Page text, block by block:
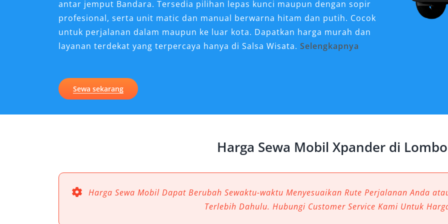
antar jemput Bandara. Tersedia pilihan lepas kunci maupun dengan sopir
profesional, serta unit matic dan manual berwarna hitam dan putih. Cocok
untuk perjalanan dalam maupun ke luar kota. Dapatkan harga murah dan
layanan terdekat yang terpercaya hanya di Salsa Wisata.Selengkapnya
Untuk Perjalanan di Lombok?
Xpander Lombok menjadi solusi yang paling tepat. Salah satu alasan utama
ini dalam menyesuaikan diri dengan berbagai kondisi jalan, baik di area
wisata populer maupun rute pedesaan yang menantang. Mitsubishi
Xpander hadir dengan desain elegan, kabin luas, dan performa mesin yang
responsif, menjadikannya ideal untuk perjalanan wisata, bisnis, maupun
Sewa sekarang
Harga Sewa Mobil Xpander di
Harga Sewa Mobil Dapat Berubah Sewaktu-waktu Menyesuaikan Rute Perjalanan Anda
Terlebih Dahulu. Hubungi Customer Service Kami Untuk